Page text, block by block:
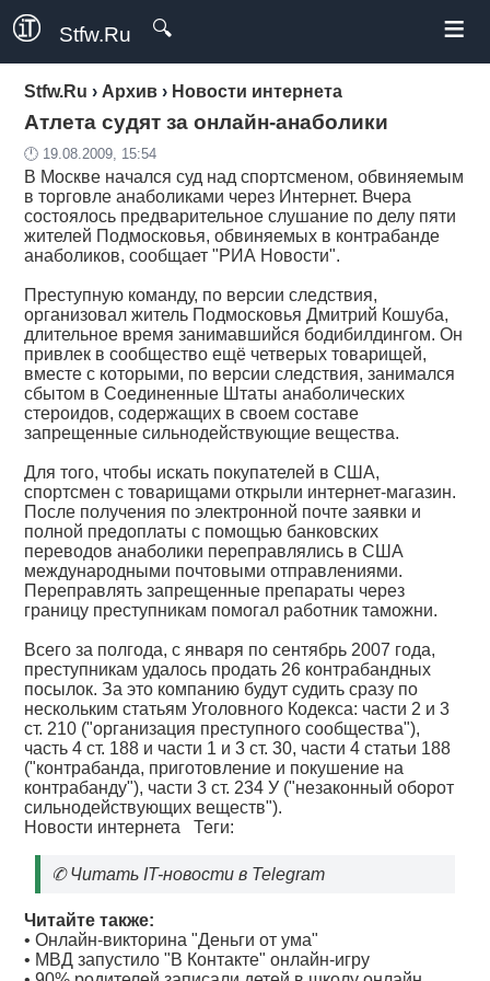
Stfw.Ru 🔍 ≡
Stfw.Ru › Архив › Новости интернета
Атлета судят за онлайн-анаболики
🕛 19.08.2009, 15:54
В Москве начался суд над спортсменом, обвиняемым
в торговле анаболиками через Интернет. Вчера
состоялось предварительное слушание по делу пяти
жителей Подмосковья, обвиняемых в контрабанде
анаболиков, сообщает "РИА Новости".
Преступную команду, по версии следствия,
организовал житель Подмосковья Дмитрий Кошуба,
длительное время занимавшийся бодибилдингом. Он
привлек в сообщество ещё четверых товарищей,
вместе с которыми, по версии следствия, занимался
сбытом в Соединенные Штаты анаболических
стероидов, содержащих в своем составе
запрещенные сильнодействующие вещества.
Для того, чтобы искать покупателей в США,
спортсмен с товарищами открыли интернет-магазин.
После получения по электронной почте заявки и
полной предоплаты с помощью банковских
переводов анаболики переправлялись в США
международными почтовыми отправлениями.
Переправлять запрещенные препараты через
границу преступникам помогал работник таможни.
Всего за полгода, с января по сентябрь 2007 года,
преступникам удалось продать 26 контрабандных
посылок. За это компанию будут судить сразу по
нескольким статьям Уголовного Кодекса: части 2 и 3
ст. 210 ("организация преступного сообщества"),
часть 4 ст. 188 и части 1 и 3 ст. 30, части 4 статьи 188
("контрабанда, приготовление и покушение на
контрабанду"), части 3 ст. 234 У ("незаконный оборот
сильнодействующих веществ").
Новости интернета Теги:
✆Читать IT-новости в Telegram
Читайте также:
•Онлайн-викторина "Деньги от ума"
• МВД запустило "В Контакте" онлайн-игру